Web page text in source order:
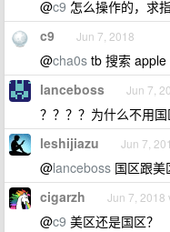
@c9 怎么操作的，求
c9 Jun 7, 2018
@cha0s tb 搜索 apple
lanceboss Jun 7,
？？？？为什么不用国
leshijiazu Jun 7,
@lanceboss 国区跟美
cigarzh Jun 7, 2018
@c9 美区还是国区？